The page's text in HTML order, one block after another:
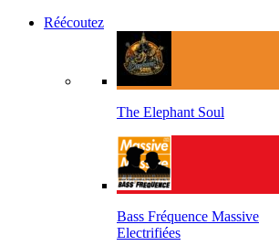
Réécoutez
The Elephant Soul
Bass Fréquence Massive
Electrifiées